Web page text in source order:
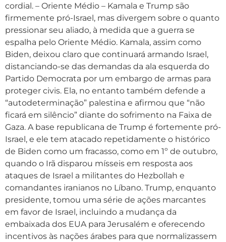
cordial. – Oriente Médio – Kamala e Trump são
firmemente pró-Israel, mas divergem sobre o quanto
pressionar seu aliado, à medida que a guerra se
espalha pelo Oriente Médio. Kamala, assim como
Biden, deixou claro que continuará armando Israel,
distanciando-se das demandas da ala esquerda do
Partido Democrata por um embargo de armas para
proteger civis. Ela, no entanto também defende a
“autodeterminação” palestina e afirmou que “não
ficará em silêncio” diante do sofrimento na Faixa de
Gaza. A base republicana de Trump é fortemente pró-
Israel, e ele tem atacado repetidamente o histórico
de Biden como um fracasso, como em 1º de outubro,
quando o Irã disparou mísseis em resposta aos
ataques de Israel a militantes do Hezbollah e
comandantes iranianos no Líbano. Trump, enquanto
presidente, tomou uma série de ações marcantes
em favor de Israel, incluindo a mudança da
embaixada dos EUA para Jerusalém e oferecendo
incentivos às nações árabes para que normalizassem